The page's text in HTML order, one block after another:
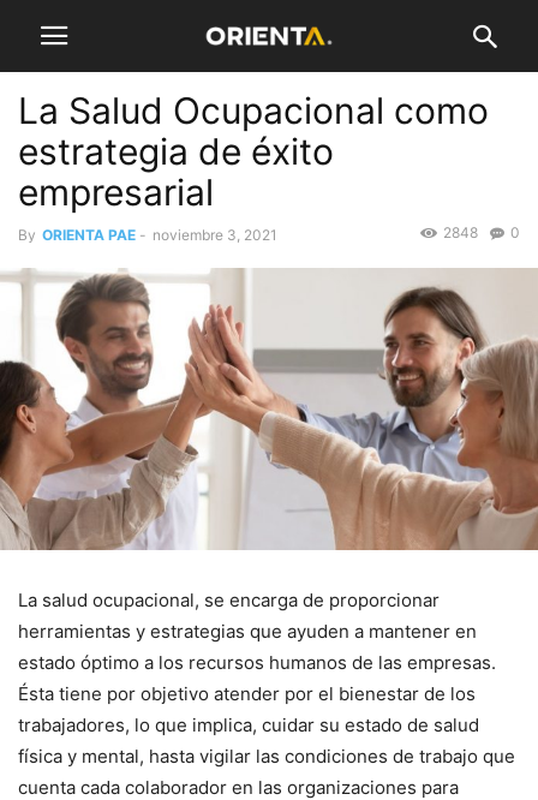
La Salud Ocupacional como
estrategia de éxito
empresarial
By ORIENTA PAE - noviembre 3, 2021 0
2848
La salud ocupacional, se encarga de proporcionar
herramientas y estrategias que ayuden a mantener en
estado óptimo a los recursos humanos de las empresas.
Ésta tiene por objetivo atender por el bienestar de los
trabajadores, lo que implica, cuidar su estado de salud
física y mental, hasta vigilar las condiciones de trabajo que
cuenta cada colaborador en las organizaciones para